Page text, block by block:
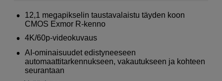
12,1 megapikselin taustavalaistu täyden koon
CMOS Exmor R-kenno
4K/60p-videokuvaus
AI-ominaisuudet edistyneeseen
automaattitarkennukseen, vakautukseen ja kohteen
seurantaan